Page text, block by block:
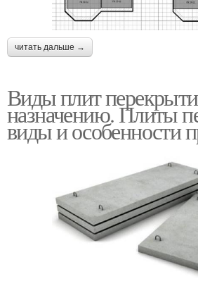
читать дальше →
Виды плит
назначению. Плиты
виды и особенности